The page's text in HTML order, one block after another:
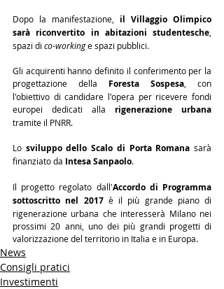
Dopo la manifestazione, il Villaggio Olimpico
sarà riconvertito in abitazioni studentesche
spazi di co-working e spazi pubblici.
Gli acquirenti hanno definito il conferimento per la
progettazione della Foresta Sospesa , con
l'obiettivo di candidare l'opera per ricevere fondi
europei dedicati alla rigenerazione urbana
tramite il PNRR.
Lo sviluppo dello Scalo di Porta Romana sarà
finanziato da Intesa Sanpaolo.
Il progetto regolato dall'Accordo di Programma
sottoscritto nel 2017 è il più grande piano di
rigenerazione urbana che interesserà Milano nei
prossimi 20 anni, uno dei più grandi progetti di
valorizzazione del territorio in Italia e in Europa.
News
Consigli pratici
Investimenti